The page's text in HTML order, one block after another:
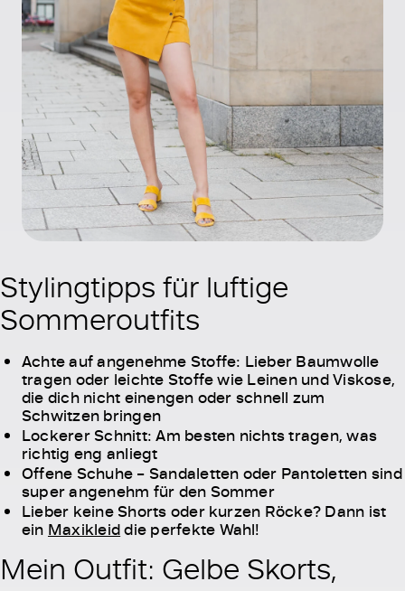
Stylingtipps für luftige
Sommeroutfits
Achte auf angenehme Stoffe: Lieber Baumwolle
tragen oder leichte Stoffe wie Leinen und Viskose,
die dich nicht einengen oder schnell zum
Schwitzen bringen
Lockerer Schnitt: Am besten nichts tragen, was
richtig eng anliegt
Offene Schuhe – Sandaletten oder Pantoletten sind
super angenehm für den Sommer
Lieber keine Shorts oder kurzen Röcke? Dann ist
ein Maxikleiddie perfekte Wahl!
Mein Outfit: Gelbe Skorts,